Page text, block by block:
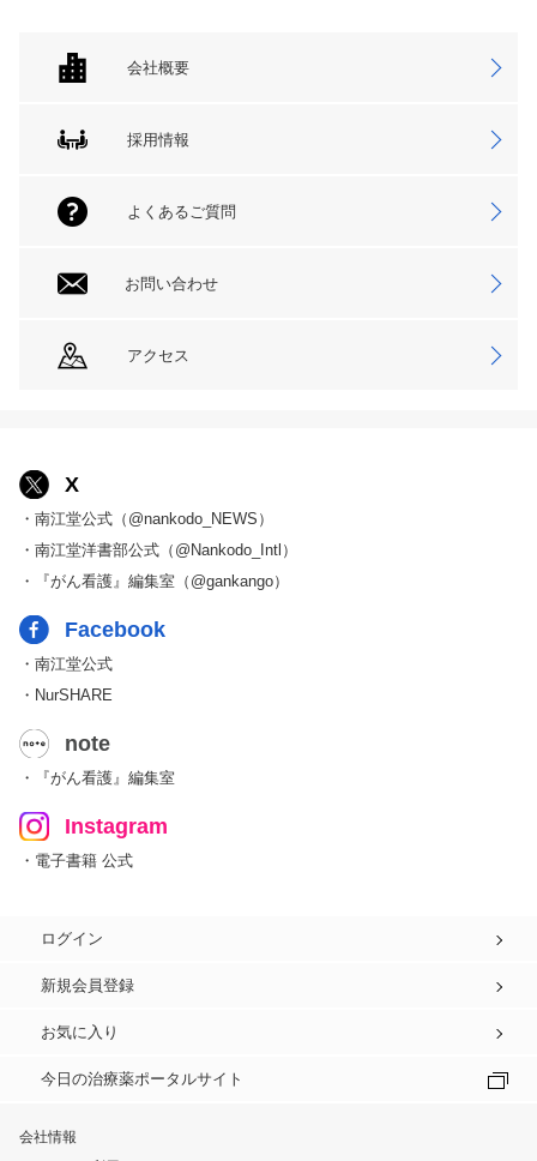
会社概要
採用情報
よくあるご質問
お問い合わせ
アクセス
X
・南江堂公式（@nankodo_NEWS）
・南江堂洋書部公式（@Nankodo_Intl）
・『がん看護』編集室（@gankango）
Facebook
・南江堂公式
・NurSHARE
note
・『がん看護』編集室
Instagram
・電子書籍 公式
ログイン
新規会員登録
お気に入り
今日の治療薬ポータルサイト
会社情報